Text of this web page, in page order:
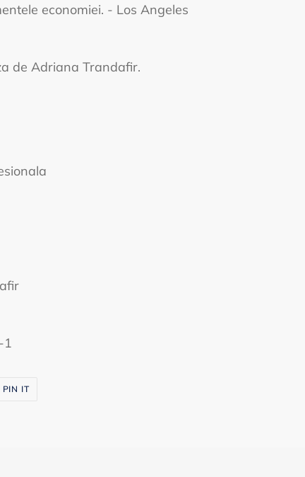
economiei. - Los Angeles
de Adriana Trandafir.
1
PIN IT